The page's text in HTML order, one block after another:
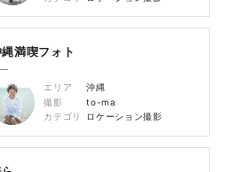
満喫フォト
エリア
沖縄
撮影
to-ma
カテゴリ
ロケーション撮影